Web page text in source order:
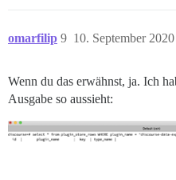
omarfilip 10. September
9
Wenn du das erwähnst, ja. Ich
Ausgabe so aussieht: